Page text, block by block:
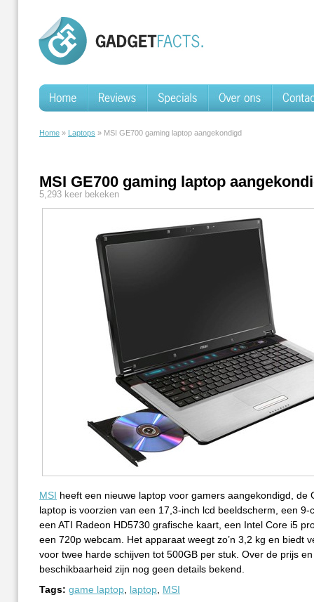
Home » Laptops » MSI GE700 gaming laptop aangekondigd
MSI GE700 gaming laptop
5,293 keer bekeken
MSI heeft een nieuwe laptop voor gamers aangekondigd, de
laptop is voorzien van een 17,3-inch lcd beeldscherm, een 9-
een ATI Radeon HD5730 grafische kaart, een Intel Core i5
een 720p webcam. Het apparaat weegt zo’n 3,2 kg en biedt
voor twee harde schijven tot 500GB per stuk. Over de prijs en
beschikbaarheid zijn nog geen details bekend.
Tags: game laptop laptop MSI